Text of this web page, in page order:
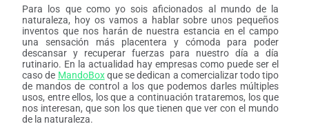
Para los que como yo sois aficionados al mundo de la
naturaleza, hoy os vamos a hablar sobre unos pequeños
inventos que nos harán de nuestra estancia en el campo
una sensación más placentera y cómoda para poder
descansar y recuperar fuerzas para nuestro día a día
rutinario. En la actualidad hay empresas como puede ser el
caso de MandoBoxque se dedican a comercializar todo tipo
de mandos de control a los que podemos darles múltiples
usos, entre ellos, los que a continuación trataremos, los que
nos interesan, que son los que tienen que ver con el mundo
de la naturaleza.